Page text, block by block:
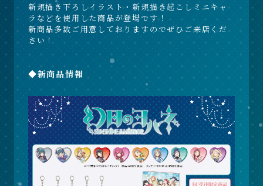
新規描き下ろしイラスト・新規描き起こしミニキャ
ラなどを使用した商品が登場です！
新商品多数ご用意しておりますのでぜひご来店くだ
さい！
◆新商品情報